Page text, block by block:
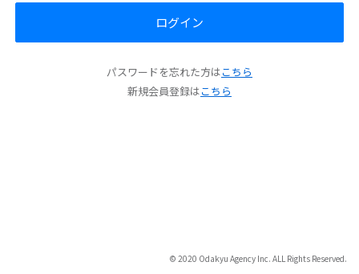
ログイン
パスワードを忘れた方はこちら
新規会員登録はこちら
© 2020 Odakyu Agency Inc. ALL Rights Reserved.